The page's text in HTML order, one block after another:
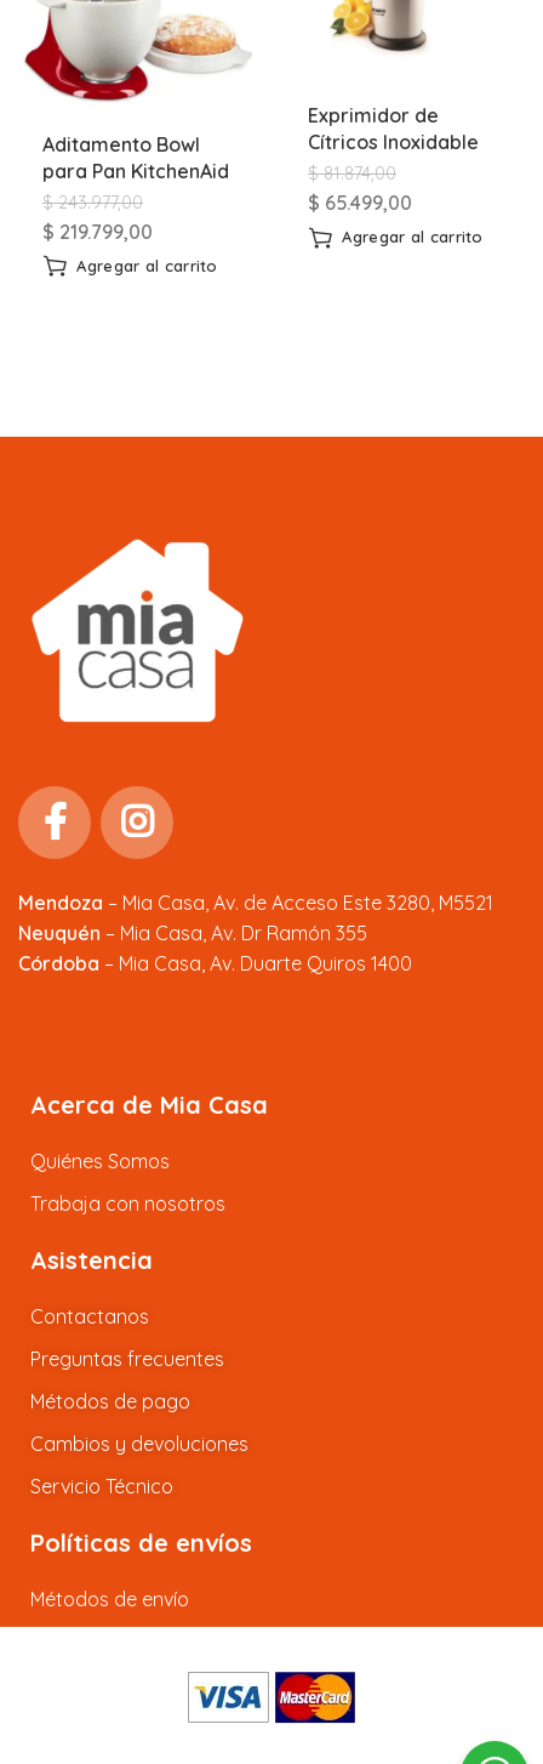
Aditamento Bowl
para Pan KitchenAid
$243.977,00
$ 219.799,00
Agregar al carrito
Exprimidor de
Cítricos Inoxidable
$81.874,00
$ 65.499,00
Agregar al carrito
Mendoza – Mia Casa, Av. de Acceso Este 3280, M5521
Neuquén – Mia Casa, Av. Dr Ramón 355
Córdoba – Mia Casa, Av. Duarte Quiros 1400
Acerca de Mia Casa
Quiénes Somos
Trabaja con nosotros
Asistencia
Contactanos
Preguntas frecuentes
Métodos de pago
Cambios y devoluciones
Servicio Técnico
Políticas de envíos
Métodos de envío